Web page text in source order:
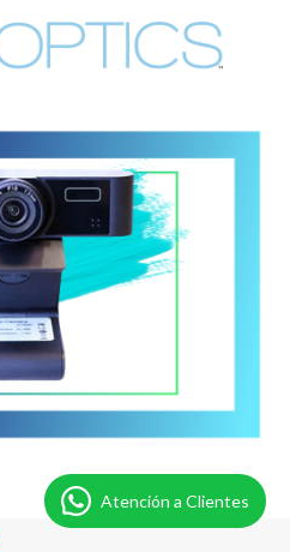
Atención a Clientes